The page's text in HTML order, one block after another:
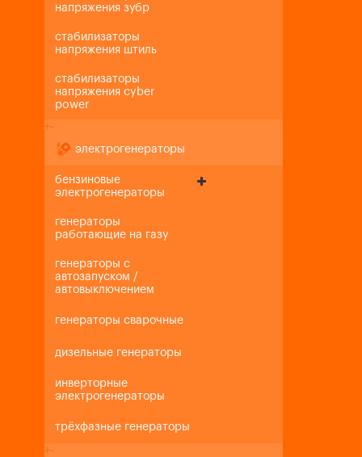
напряжения зубр
стабилизаторы
напряжения штиль
стабилизаторы
напряжения cyber
power
+-
электрогенераторы
бензиновые
электрогенераторы
генераторы
работающие на газу
генераторы с
автозапуском /
автовыключением
генераторы сварочные
дизельные генераторы
инверторные
электрогенераторы
трёхфазные генераторы
+-